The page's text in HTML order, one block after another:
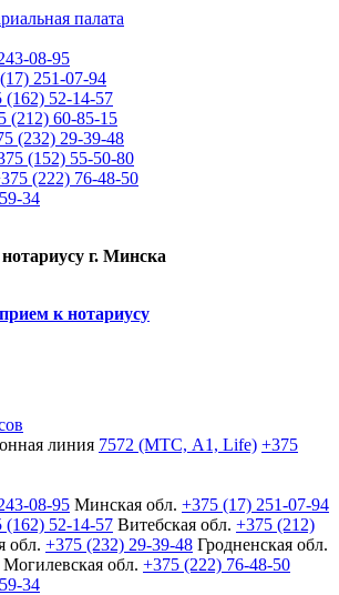
08-95
251-07-94
(162) 52-14-57
(212) 60-85-15
(232) 29-39-48
(152) 55-50-80
(222) 76-48-50
34
г. Минска
к нотариусу
линия 7572 (МТС, A1, Life) +375
08-95 Минская обл. +375 (17) 251-07-94
(162) 52-14-57 Витебская обл. +375 (212)
обл. +375 (232) 29-39-48 Гродненская обл.
Могилевская обл. +375 (222) 76-48-50
34